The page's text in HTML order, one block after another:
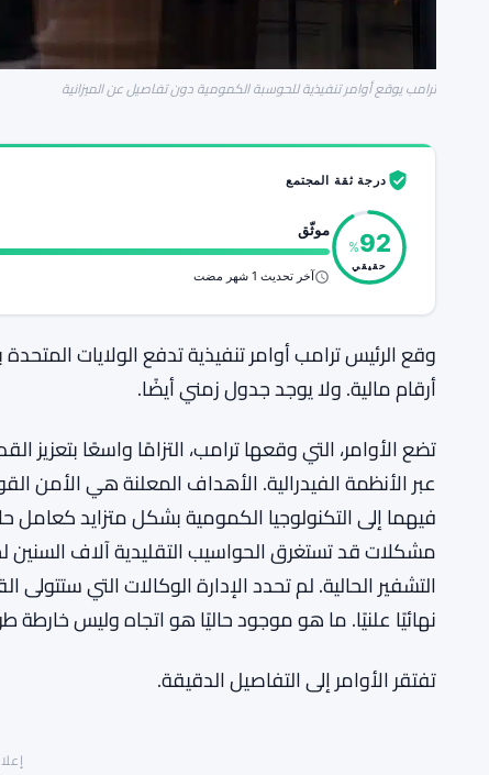
ترامب يوقع أوامر تنفيذية للحوسبة الكمومية دون تفاصيل عن الميزانية
درجة ثقة المجتمع
92
%
حقيقي
موثّق
آخر تحديث 1 شهر مضت
وقع الرئيس ترامب أوامر تنفيذية تدفع الولايات
أرقام مالية. ولا يوجد جدول زمني أيضًا.
تضع الأوامر، التي وقعها ترامب، التزامًا واسعًا بتعزيز
عبر الأنظمة الفيدرالية. الأهداف المعلنة هي الأمن
فيهما إلى التكنولوجيا الكمومية بشكل متزايد كعامل
مشكلات قد تستغرق الحواسيب التقليدية آلاف السنين
التشفير الحالية. لم تحدد الإدارة الوكالات التي ستتولى
نهائيًا علنيًا. ما هو موجود حاليًا هو اتجاه وليس خارطة
تفتقر الأوامر إلى التفاصيل الدقيقة.